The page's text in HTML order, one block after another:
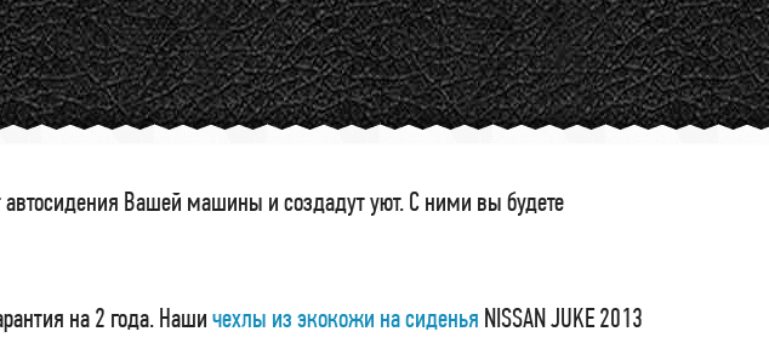
Вашей машины и создадут уют. С ними вы будете
на 2 года. Нашичехлы из экокожи на сиденья NISSAN JUKE 2013